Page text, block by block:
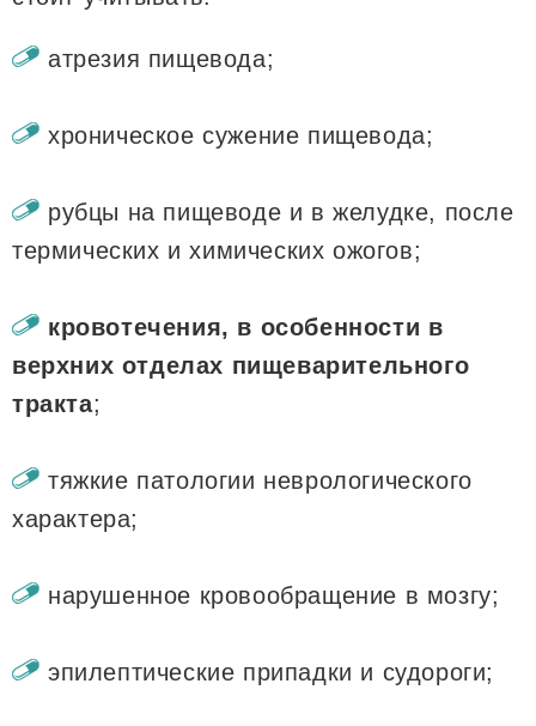
атрезия пищевода;
хроническое сужение пищевода;
рубцы на пищеводе и в желудке, после
термических и химических ожогов;
кровотечения, в особенности в
верхних отделах пищеварительного
тракта;
тяжкие патологии неврологического
характера;
нарушенное кровообращение в мозгу;
эпилептические припадки и судороги;